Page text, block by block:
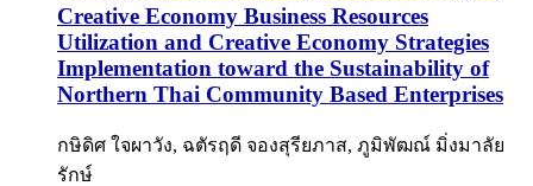
Creative Economy Business Resources
Utilization and Creative Economy Strategies
Implementation toward the Sustainability of
Northern Thai Community Based Enterprises
กษิดิศ ใจผาวัง, ฉตัรฤดี จองสุรียภาส, ภูมิพัฒณ์ มิ่งมาลัย
รักษ์